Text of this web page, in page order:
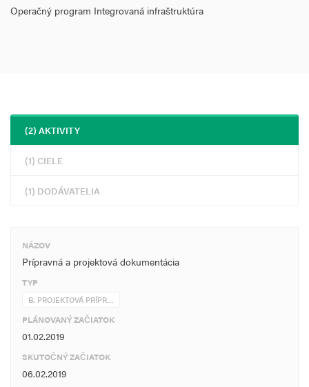
Operačný program Integrovaná infraštruktúra
(2) AKTIVITY
(1) CIELE
(1) DODÁVATELIA
NÁZOV
Prípravná a projektová dokumentácia
TYP
B. PROJEKTOVÁ PRÍPR…
PLÁNOVANÝ ZAČIATOK
01.02.2019
SKUTOČNÝ ZAČIATOK
06.02.2019